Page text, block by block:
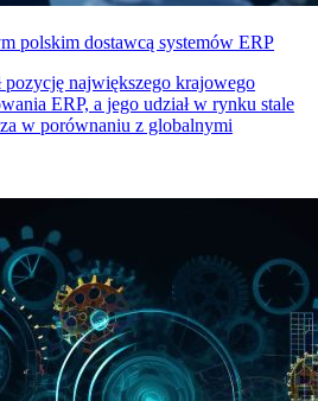
polskim dostawcą systemów ERP
pozycję największego krajowego
ERP, a jego udział w rynku stale
w porównaniu z globalnymi